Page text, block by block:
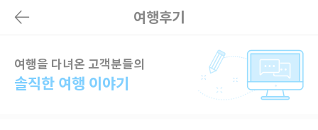
여행후기
여행을 다녀온 고객분들의
솔직한 여행 이야기